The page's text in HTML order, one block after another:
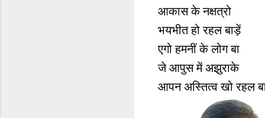
आकास के नक्षत्रो
भयभीत हो रहल बाड़ें
एगो हमनीं के लोग बा
जे आपुस में अझुराके
आपन अस्तित्व खो रहल